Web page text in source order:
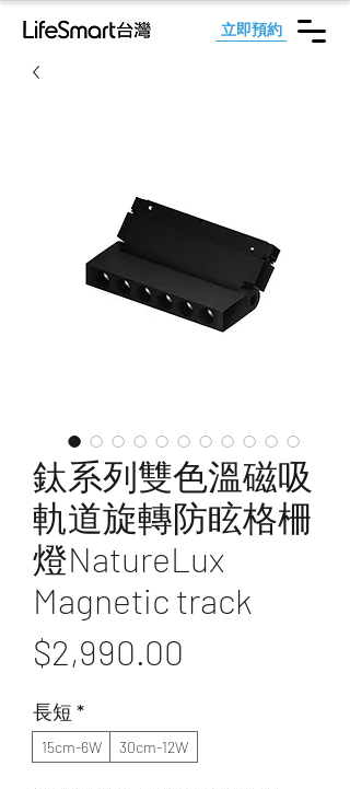
立即預約
鈦系列雙色溫磁吸
軌道旋轉防眩格柵
燈NatureLux
Magnetic track
$2,990.00
長短 *
15cm-6W 30cm-12W